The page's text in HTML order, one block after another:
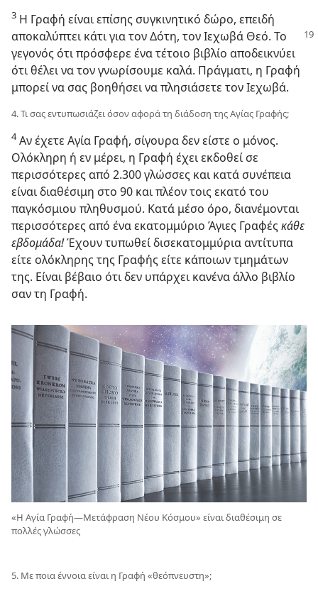
3 Η Γραφή είναι επίσης συγκινητικό δώρο, επειδή
αποκαλύπτει κάτι για τον Δότη, τον Ιεχωβά Θεό. Το
γεγονός ότι πρόσφερε ένα τέτοιο βιβλίο αποδεικνύει
ότι θέλει να τον γνωρίσουμε καλά. Πράγματι, η Γραφή
μπορεί να σας βοηθήσει να πλησιάσετε τον Ιεχωβά.
4. Τι σας εντυπωσιάζει όσον αφορά τη διάδοση της Αγίας Γραφής;
4Αν έχετε Αγία Γραφή, σίγουρα δεν είστε ο μόνος.
Ολόκληρη ή εν μέρει, η Γραφή έχει εκδοθεί σε
περισσότερες από 2.300 γλώσσες και κατά συνέπεια
είναι διαθέσιμη στο 90 και πλέον τοις εκατό του
παγκόσμιου πληθυσμού. Κατά μέσο όρο, διανέμονται
περισσότερες από ένα εκατομμύριο Άγιες Γραφές κάθε
εβδομάδα!Έχουν τυπωθεί δισεκατομμύρια αντίτυπα
είτε ολόκληρης της Γραφής είτε κάποιων τμημάτων
της. Είναι βέβαιο ότι δεν υπάρχει κανένα άλλο βιβλίο
σαν τη Γραφή.
«Η Αγία Γραφή—Μετάφραση Νέου Κόσμου» είναι διαθέσιμη σε
πολλές γλώσσες
5. Με ποια έννοια είναι η Γραφή «θεόπνευστη»;